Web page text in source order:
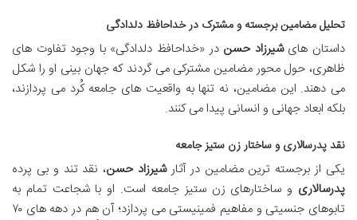
تحلیل مضامین برجسته و مشترک در خداحافظ دلدادگی
داستان هایشیرزاد حسن در «خداحافظ دلدادگی» با وجود تفاوت های
ظاهری، حول محور مضامین مشترکی می گردند که جهان بینی او را شکل
می دهند. این مضامین، نه تنها به واقعیت های جامعه کُرد می پردازند،
بلکه ابعاد جهانی و انسانی پیدا می کنند.
نقد پدرسالاری و ساختار زن ستیز جامعه
یکی از برجسته ترین مضامین در آثارشیرزاد حسن، نقد تند و بی پرده
پدرسالاری و ساختارهای زن ستیز جامعه است. او با شجاعت تمام به
تابوهای جنسیتی و مفاهیم فمینیستی می پردازد؛ آن هم در دهه های ۷۰